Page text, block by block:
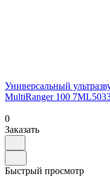
Универсальный
MultiRanger 100
0
Заказать
Быстрый просмотр